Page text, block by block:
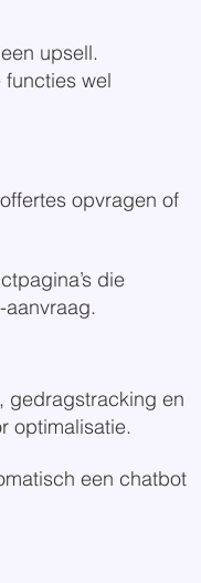
upsell.
wel
opvragen of
die
gedragstracking en
optimalisatie.
een chatbot